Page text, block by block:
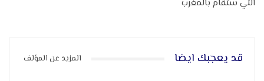
التي ستقام بالمغرب
قد يعجبك ايضا المزيد عن المؤلف